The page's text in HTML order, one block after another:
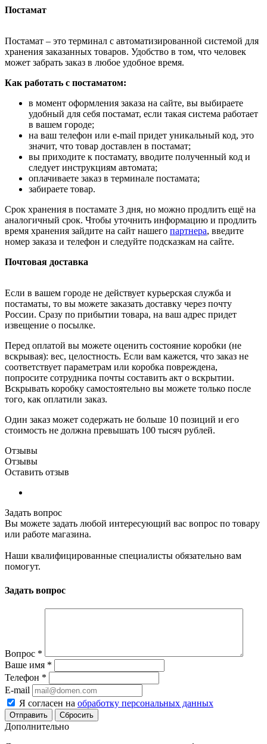
Постамат
Постамат – это терминал с автоматизированной системой для
хранения заказанных товаров. Удобство в том, что человек
может забрать заказ в любое удобное время.
Как работать с постаматом:
в момент оформления заказа на сайте, вы выбираете
удобный для себя постамат, если такая система работает
в вашем городе;
на ваш телефон или e-mail придет уникальный код, это
значит, что товар доставлен в постамат;
вы приходите к постамату, вводите полученный код и
следует инструкциям автомата;
оплачиваете заказ в терминале постамата;
забираете товар.
Срок хранения в постамате 3 дня, но можно продлить ещё на
аналогичный срок. Чтобы уточнить информацию и продлить
время хранения зайдите на сайт нашего партнера, введите
номер заказа и телефон и следуйте подсказкам на сайте.
Почтовая доставка
Если в вашем городе не действует курьерская служба и
постаматы, то вы можете заказать доставку через почту
России. Сразу по прибытии товара, на ваш адрес придет
извещение о посылке.
Перед оплатой вы можете оценить состояние коробки (не
вскрывая): вес, целостность. Если вам кажется, что заказ не
соответствует параметрам или коробка повреждена,
попросите сотрудника почты составить акт о вскрытии.
Вскрывать коробку самостоятельно вы можете только после
того, как оплатили заказ.
Один заказ может содержать не больше 10 позиций и его
стоимость не должна превышать 100 тысяч рублей.
Отзывы
Отзывы
Оставить отзыв
Задать вопрос
Вы можете задать любой интересующий вас вопрос по товару
или работе магазина.
Наши квалифицированные специалисты обязательно вам
помогут.
Задать вопрос
Вопрос *
Ваше имя *
Телефон *
E-mail
Я согласен на обработку персональных данных
Сбросить
Дополнительно